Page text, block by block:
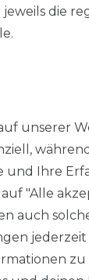
unserer
und Ihre
"Alle
auch
jederzeit
zu
jeweils die